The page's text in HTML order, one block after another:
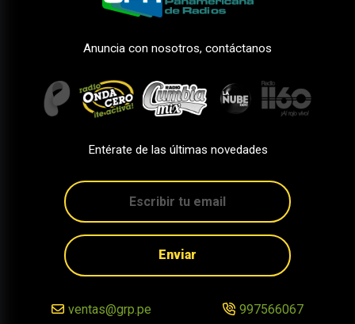
Anuncia con nosotros, contáctanos
Entérate de las últimas novedades
Enviar
ventas@grp.pe 997566067